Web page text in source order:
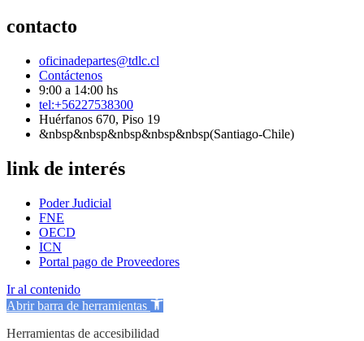
contacto
oficinadepartes@tdlc.cl
Contáctenos
9:00 a 14:00 hs
tel:+56227538300
Huérfanos 670, Piso 19
&nbsp&nbsp&nbsp&nbsp&nbsp(Santiago-Chile)
link de interés
Poder Judicial
FNE
OECD
ICN
Portal pago de Proveedores
Ir al contenido
Abrir barra de herramientas
Herramientas de accesibilidad